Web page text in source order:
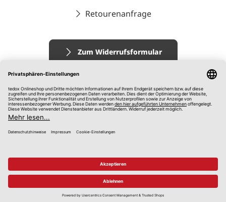
Retourenanfrage
Zum Widerrufsformular
© 2026 tedox KG
Impressum
AGB
Datenschutz
Hinweisgebersystem